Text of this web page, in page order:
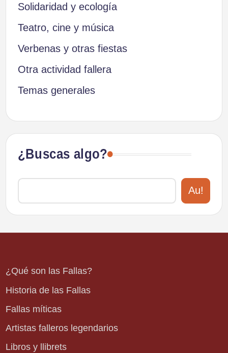
Solidaridad y ecología
Teatro, cine y música
Verbenas y otras fiestas
Otra actividad fallera
Temas generales
¿Buscas algo?
Au!
¿Qué son las Fallas?
Historia de las Fallas
Fallas míticas
Artistas falleros legendarios
Libros y llibrets